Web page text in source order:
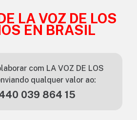
LA VOZ DE LOS
EN BRASIL
com LA VOZ DE LOS
qualquer valor ao:
039 864 15